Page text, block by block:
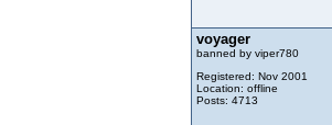
voyager
banned by viper780
Registered: Nov 2001
Location: offline
Posts: 4713